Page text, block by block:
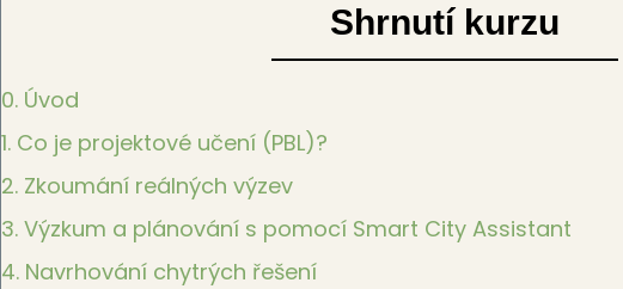
Shrnutí kurzu
0. Úvod
1. Co je projektové učení (PBL)?
2. Zkoumání reálných výzev
3. Výzkum a plánování s pomocí Smart City Assistant
4. Navrhování chytrých řešení